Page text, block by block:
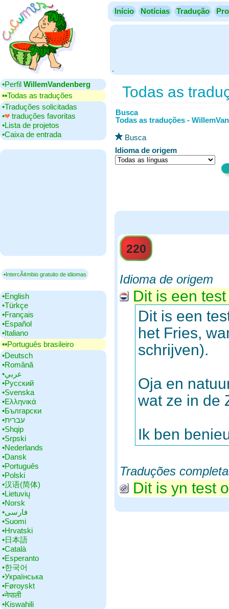
Início Notícias Tradução
.
•‎Perfil WillemVandenberg
▪▪‎Todas as traduções
•‎Traduções solicitadas
•‎
traduções favoritas
•‎Lista de projetos
•‎Caixa de entrada
▪IntercÃ¢mbio gratuito de idiomas
•‎English
•‎Türkçe
•‎Français
•‎Español
•‎Italiano
▪▪‎Português brasileiro
•‎Deutsch
•‎Română
•‎عربي
•‎Русский
•‎Svenska
•‎Ελληνικά
•‎Български
•‎עברית
•‎Shqip
•‎Srpski
•‎Nederlands
•‎Dansk
•‎Português
•‎Polski
•‎汉语(简体)
•‎Lietuvių
•‎Norsk
•‎فارسی
•‎Suomi
•‎Hrvatski
•‎日本語
•‎Català
•‎Esperanto
•‎한국어
•‎Українська
•‎Føroyskt
•‎नेपाली
•‎Kiswahili
Todas as
Busca
Todas as traduções -
Busca
Idioma de origem
220
Idioma de origem
Dit is een
Dit is een
het Fries,
schrijven).
Oja en
wat ze in de
Ik ben
Traduções
Dit is yn test